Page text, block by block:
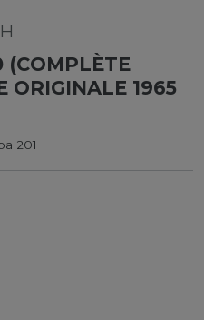
(COMPLÈTE
ORIGINALE 1965
201